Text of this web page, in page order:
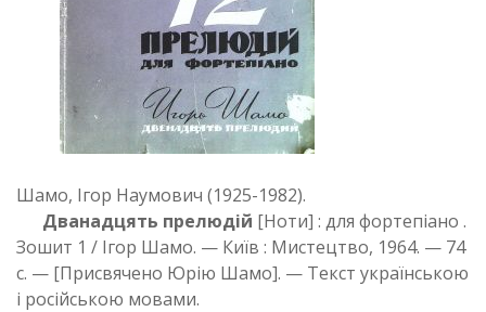
Шамо, Ігор Наумович (1925-1982).
Дванадцять прелюдій [Ноти] : для фортепіано .
Зошит 1 / Ігор Шамо. — Київ : Мистецтво, 1964. — 74
с. — [Присвячено Юрію Шамо]. — Текст українською
і російською мовами.